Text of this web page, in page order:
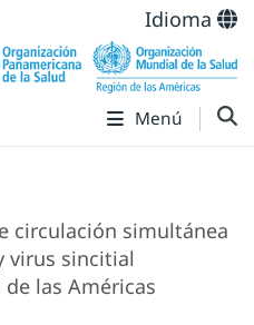
Idioma
Menú
circulación simultánea
virus sincitial
las Américas